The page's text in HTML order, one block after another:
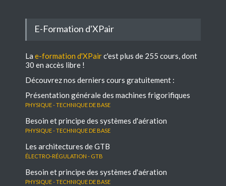
E-Formation d'XPair
La e-formation d'XPairc'est plus de 255 cours, dont
30 en accès libre !
Découvrez nos derniers cours gratuitement :
Présentation générale des machines frigorifiques
Physique - Technique de base
Besoin et principe des systèmes d'aération
Physique - Technique de base
Les architectures de GTB
électro-régulation - GTB
Besoin et principe des systèmes d'aération
Physique - Technique de base